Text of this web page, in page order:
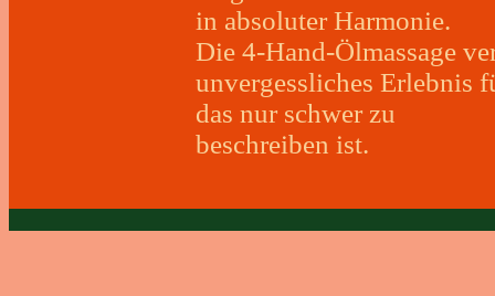
in absoluter Harmonie.
Die 4-Hand-Ölmassage
unvergessliches Erlebnis
das nur schwer zu
beschreiben ist.